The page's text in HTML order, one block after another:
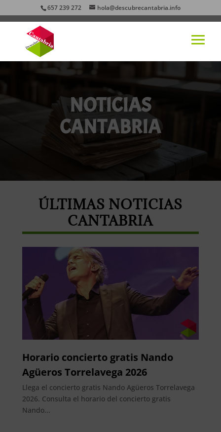
657 239 272 hola@descubrecantabria.info
NOTICIAS
CANTABRIA
ÚLTIMAS NOTICIAS
CANTABRIA
Horario concierto gratis Nando
Agüeros Torrelavega 2026
Llega el concierto gratis Nando Agüeros Torrelavega
2026. Consulta el horario del concierto gratis
Nando...